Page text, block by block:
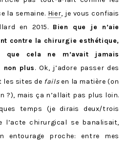
la semaine. Hier, je vous confiais
en 2015. Bien que je n’aie
contre la chirurgie esthétique,
cela ne m’avait jamais
non plus. Ok, j’adore passer des
les sites de failsen la matière (on
?), mais ça n’allait pas plus loin.
temps (je dirais deux/trois
l’acte chirurgical se banalisait,
entourage proche: entre mes